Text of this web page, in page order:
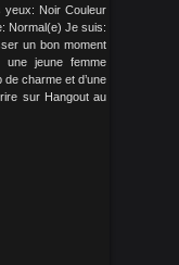
yeux: Noir Couleur
Normal(e) Je suis:
un bon moment
jeune femme
charme et d’une
sur Hangout au